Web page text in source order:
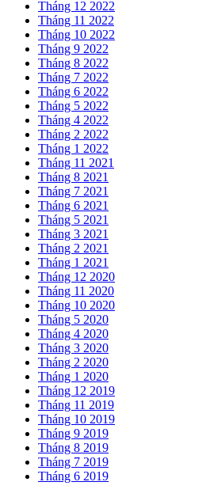
Tháng 12 2022
Tháng 11 2022
Tháng 10 2022
Tháng 9 2022
Tháng 8 2022
Tháng 7 2022
Tháng 6 2022
Tháng 5 2022
Tháng 4 2022
Tháng 2 2022
Tháng 1 2022
Tháng 11 2021
Tháng 8 2021
Tháng 7 2021
Tháng 6 2021
Tháng 5 2021
Tháng 3 2021
Tháng 2 2021
Tháng 1 2021
Tháng 12 2020
Tháng 11 2020
Tháng 10 2020
Tháng 5 2020
Tháng 4 2020
Tháng 3 2020
Tháng 2 2020
Tháng 1 2020
Tháng 12 2019
Tháng 11 2019
Tháng 10 2019
Tháng 9 2019
Tháng 8 2019
Tháng 7 2019
Tháng 6 2019